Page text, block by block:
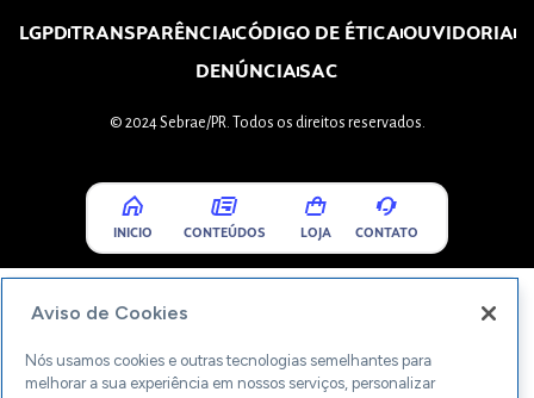
LGPDTRANSPARÊNCIACÓDIGO DE ÉTICAOUVIDORIA
DENÚNCIASAC
© 2024 Sebrae/PR. Todos os direitos reservados.
INICIO CONTEÚDOS LOJA CONTATO
Aviso de Cookies
Nós usamos cookies e outras tecnologias semelhantes para
melhorar a sua experiência em nossos serviços, personalizar